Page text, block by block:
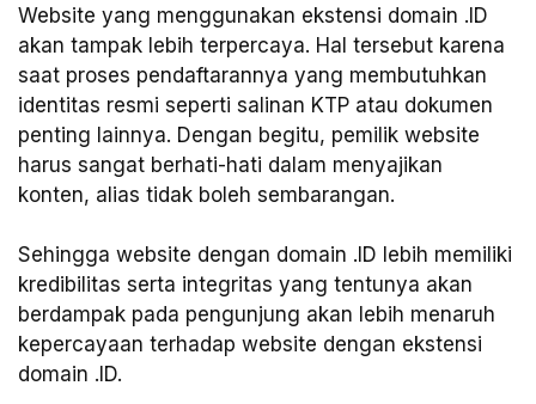
Website yang menggunakan ekstensi domain .ID
akan tampak lebih terpercaya. Hal tersebut karena
saat proses pendaftarannya yang membutuhkan
identitas resmi seperti salinan KTP atau dokumen
penting lainnya. Dengan begitu, pemilik website
harus sangat berhati-hati dalam menyajikan
konten, alias tidak boleh sembarangan.
Sehingga website dengan domain .ID lebih memiliki
kredibilitas serta integritas yang tentunya akan
berdampak pada pengunjung akan lebih menaruh
kepercayaan terhadap website dengan ekstensi
domain .ID.